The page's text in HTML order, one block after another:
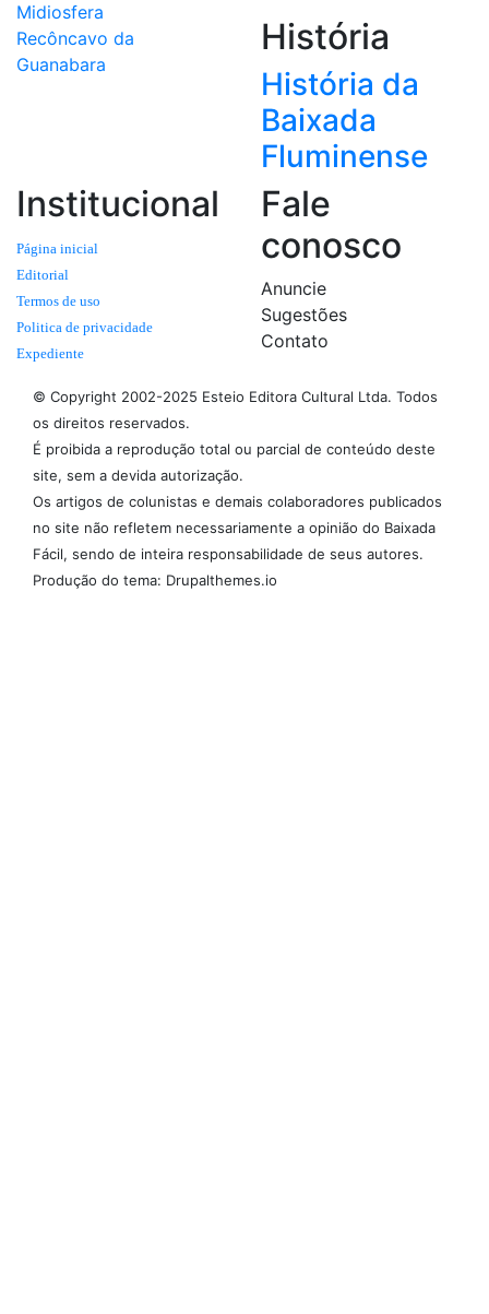
Midiosfera
Recôncavo da
Guanabara
História
História da
Baixada
Fluminense
Institucional
Página inicial
Editorial
Termos de uso
Politica de privacidade
Expediente
Fale
conosco
Anuncie
Sugestões
Contato
© Copyright 2002-2025 Esteio Editora Cultural Ltda. Todos
os direitos reservados.
É proibida a reprodução total ou parcial de conteúdo deste
site, sem a devida autorização.
Os artigos de colunistas e demais colaboradores publicados
no site não refletem necessariamente a opinião do Baixada
Fácil, sendo de inteira responsabilidade de seus autores.
Produção do tema: Drupalthemes.io